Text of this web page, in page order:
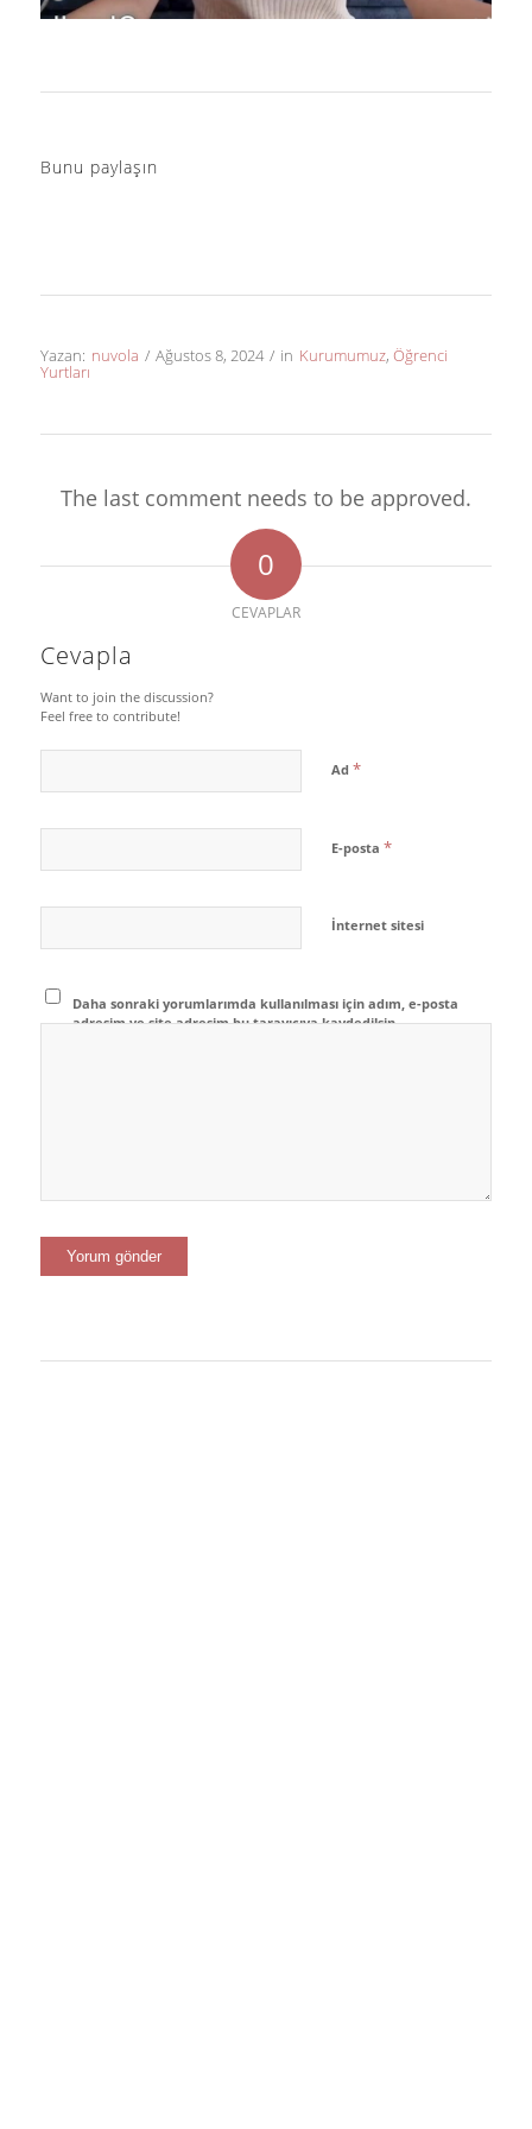
Bunu paylaşın
Yazan: nuvola / Ağustos 8, 2024 / in Kurumumuz, Öğrenci
Yurtları
The last comment needs to be approved.
0
CEVAPLAR
Cevapla
Want to join the discussion?
Feel free to contribute!
Ad *
E-posta *
İnternet sitesi
Daha sonraki yorumlarımda kullanılması için adım, e-posta
adresim ve site adresim bu tarayıcıya kaydedilsin.